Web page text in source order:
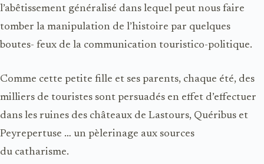
l’abêtissement généralisé dans lequel peut nous faire
tomber la manipulation de l’histoire par quelques
boutes- feux de la communication touristico-politique.
Comme cette petite fille et ses parents, chaque été, des
milliers de touristes sont persuadés en effet d’effectuer
dans les ruines des châteaux de Lastours, Quéribus et
Peyrepertuse … un pèlerinage aux sources
du catharisme.